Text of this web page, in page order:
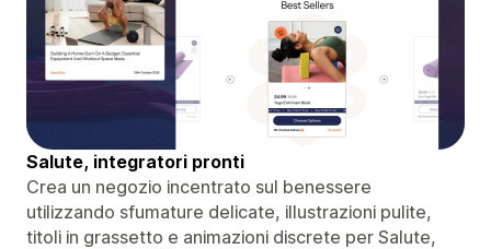
Salute, integratori pronti
Crea un negozio incentrato sul benessere
utilizzando sfumature delicate, illustrazioni pulite,
titoli in grassetto e animazioni discrete per Salute,